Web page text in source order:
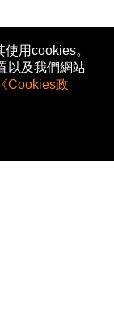
用cookies。
以及我們網站
《Cookies政